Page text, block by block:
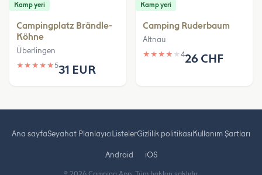
Kamp yeri
Campingplatz Brändle-
Köhne
Überlingen
★ ★ ★ ★ ★531 EUR
Kamp yeri
Camping Ruderbaum
Altnau
★ ★ ★ ★ ★ 426 CHF
Ana sayfaSeyahat PlanlayıcıListelerGizlilik politikasıKullanım Şartları
Android iOS